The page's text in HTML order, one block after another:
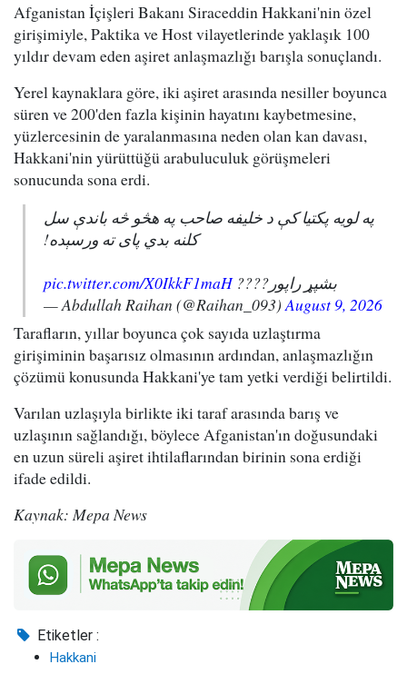
Afganistan İçişleri Bakanı Siraceddin Hakkani'nin özel
girişimiyle, Paktika ve Host vilayetlerinde yaklaşık 100
yıldır devam eden aşiret anlaşmazlığı barışla sonuçlandı.
Yerel kaynaklara göre, iki aşiret arasında nesiller boyunca
süren ve 200'den fazla kişinin hayatını kaybetmesine,
yüzlercesinin de yaralanmasına neden olan kan davası,
Hakkani'nin yürüttüğü arabuluculuk görüşmeleri
sonucunda sona erdi.
په لویه پکتیا کې د خلیفه صاحب په هڅو څه باندې سل
کلنه بدي پای ته ورسېده!
بشپړ راپور????pic.twitter.com/X0IkkF1maH
— Abdullah Raihan (@Raihan_093)August 9, 2026
Tarafların, yıllar boyunca çok sayıda uzlaştırma
girişiminin başarısız olmasının ardından, anlaşmazlığın
çözümü konusunda Hakkani'ye tam yetki verdiği belirtildi.
Varılan uzlaşıyla birlikte iki taraf arasında barış ve
uzlaşının sağlandığı, böylece Afganistan'ın doğusundaki
en uzun süreli aşiret ihtilaflarından birinin sona erdiği
ifade edildi.
Kaynak: Mepa News
Etiketler :
Hakkani